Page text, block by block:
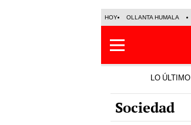
HOY OLLANTA HUMALA
LO ÚLTIMO
Sociedad